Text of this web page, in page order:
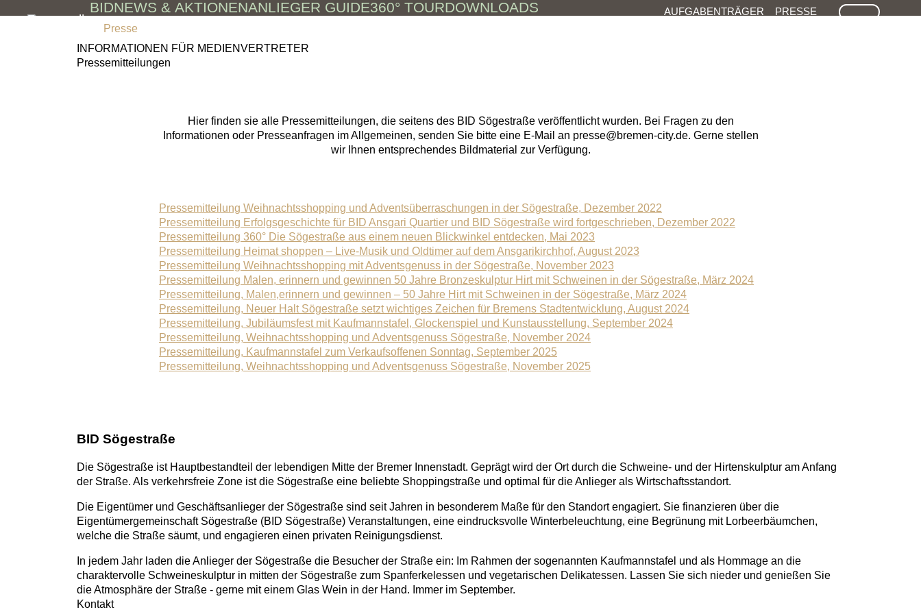
Skip to main content AUFGABENTRÄGER PRESSE SUCHE
BIDNEWS & AKTIONENANLIEGER GUIDE360° TOURDOWNLOADS
Presse
INFORMATIONEN FÜR MEDIENVERTRETER
Pressemitteilungen
Hier finden sie alle Pressemitteilungen, die seitens des BID Sögestraße veröffentlicht wurden. Bei Fragen zu den
Informationen oder Presseanfragen im Allgemeinen, senden Sie bitte eine E-Mail an presse@bremen-city.de. Gerne stellen
wir Ihnen entsprechendes Bildmaterial zur Verfügung.
Pressemitteilung Weihnachtsshopping und Adventsüberraschungen in der Sögestraße, Dezember 2022
Pressemitteilung Erfolgsgeschichte für BID Ansgari Quartier und BID Sögestraße wird fortgeschrieben, Dezember 2022
Pressemitteilung 360° Die Sögestraße aus einem neuen Blickwinkel entdecken, Mai 2023
Pressemitteilung Heimat shoppen – Live-Musik und Oldtimer auf dem Ansgarikirchhof, August 2023
Pressemitteilung Weihnachtsshopping mit Adventsgenuss in der Sögestraße, November 2023
Pressemitteilung Malen, erinnern und gewinnen 50 Jahre Bronzeskulptur Hirt mit Schweinen in der Sögestraße, März 2024
Pressemitteilung, Malen,erinnern und gewinnen – 50 Jahre Hirt mit Schweinen in der Sögestraße, März 2024
Pressemitteilung, Neuer Halt Sögestraße setzt wichtiges Zeichen für Bremens Stadtentwicklung, August 2024
Pressemitteilung, Jubiläumsfest mit Kaufmannstafel, Glockenspiel und Kunstausstellung, September 2024
Pressemitteilung, Weihnachtsshopping und Adventsgenuss Sögestraße, November 2024
Pressemitteilung, Kaufmannstafel zum Verkaufsoffenen Sonntag, September 2025
Pressemitteilung, Weihnachtsshopping und Adventsgenuss Sögestraße, November 2025
BID Sögestraße
Die Sögestraße ist Hauptbestandteil der lebendigen Mitte der Bremer Innenstadt. Geprägt wird der Ort durch die Schweine- und der Hirtenskulptur am Anfang
der Straße. Als verkehrsfreie Zone ist die Sögestraße eine beliebte Shoppingstraße und optimal für die Anlieger als Wirtschaftsstandort.
Die Eigentümer und Geschäftsanlieger der Sögestraße sind seit Jahren in besonderem Maße für den Standort engagiert. Sie finanzieren über die
Eigentümergemeinschaft Sögestraße (BID Sögestraße) Veranstaltungen, eine eindrucksvolle Winterbeleuchtung, eine Begrünung mit Lorbeerbäumchen,
welche die Straße säumt, und engagieren einen privaten Reinigungsdienst.
In jedem Jahr laden die Anlieger der Sögestraße die Besucher der Straße ein: Im Rahmen der sogenannten Kaufmannstafel und als Hommage an die
charaktervolle Schweineskulptur in mitten der Sögestraße zum Spanferkelessen und vegetarischen Delikatessen. Lassen Sie sich nieder und genießen Sie
die Atmosphäre der Straße - gerne mit einem Glas Wein in der Hand. Immer im September.
Kontakt